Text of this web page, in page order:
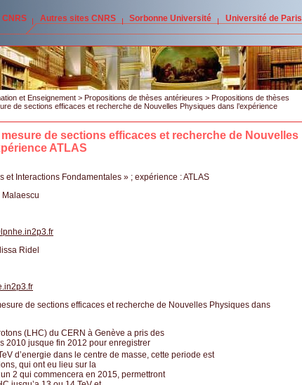
CNRS Autres sites CNRS Sorbonne Université Université de Paris
et Enseignement > Propositions de thèses antérieures > Propositions de thèses
de sections efficaces et recherche de Nouvelles Physiques dans l’expérience
de sections efficaces et recherche de Nouvelles
ATLAS
et Interactions Fondamentales » ; expérience : ATLAS
Malaescu
lpnhe.in2p3.fr
Ridel
de sections efficaces et recherche de Nouvelles Physiques dans
(LHC) du CERN à Genève a pris des
2010 jusque fin 2012 pour enregistrer
d’energie dans le centre de masse, cette periode est
qui ont eu lieu sur la
2 qui commencera en 2015, permettront